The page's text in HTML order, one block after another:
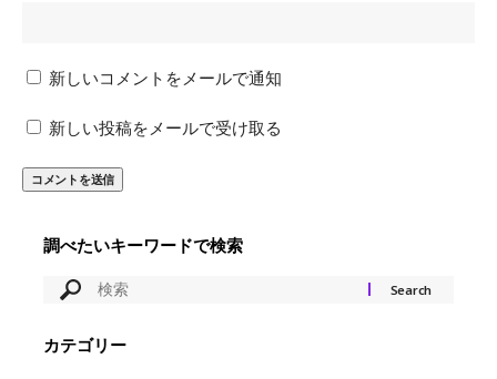
新しいコメントをメールで通知
新しい投稿をメールで受け取る
調べたいキーワードで検索
カテゴリー